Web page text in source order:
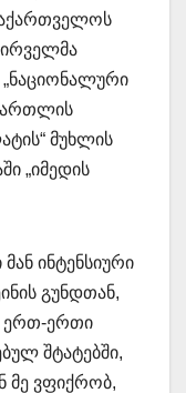
მუხლის
„იმედის
ინტენსიური
გუნდთან,
ერთ-ერთი
შტატებში,
მე ვფიქრობ,